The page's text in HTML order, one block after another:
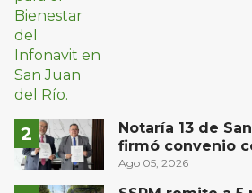
Notaría 13 de
firmó convenio
Privada del Bajío
Ago 05, 2026